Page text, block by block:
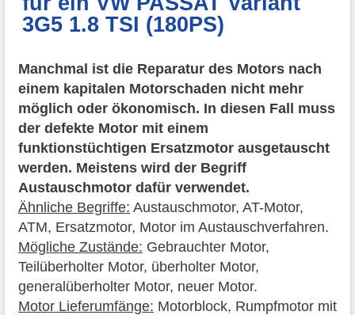
3G5 1.8 TSI (180PS)
Manchmal ist die Reparatur des Motors nach
einem kapitalen Motorschaden nicht mehr
möglich oder ökonomisch. In diesen Fall muss
der defekte Motor mit einem
funktionstüchtigen Ersatzmotor ausgetauscht
werden. Meistens wird der Begriff
Austauschmotor dafür verwendet.
Ähnliche Begriffe: Austauschmotor, AT-Motor,
ATM, Ersatzmotor, Motor im Austauschverfahren.
Mögliche Zustände: Gebrauchter Motor,
Teilüberholter Motor, überholter Motor,
generalüberholter Motor, neuer Motor.
Motor Lieferumfänge: Motorblock, Rumpfmotor mit